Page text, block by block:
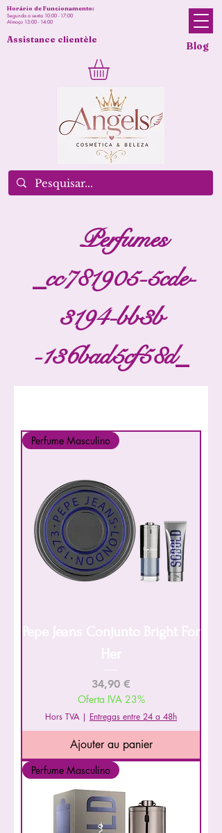
Blog
Horário de Funcionamento:
Segunda a sexta 10:00 - 17:00
Almoço 13:00 - 14:00
Assistance clientèle
Perfumes
_cc781905-5cde-
3194-bb3b
-136bad5cf58d_
Perfume Masculino
Pepe Jeans Conjunto Bright For
Her
Prix
34,90 €
Oferta IVA 23%
Hors TVA| Entregas entre 24 a 48h
Ajouter au panier
Perfume Masculino